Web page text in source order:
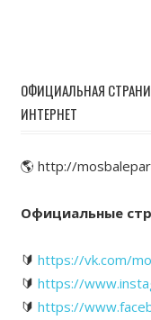
ОФИЦИАЛЬНАЯ
ИНТЕРНЕТ
🌎 http://
Официальные
🔰 https://vk.com/
🔰 https://
🔰 https://